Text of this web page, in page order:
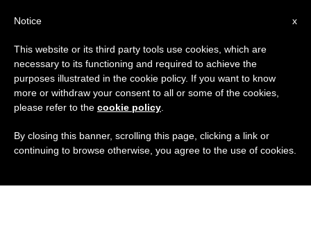
x
Notice
This website or its third party tools use cookies, which are
necessary to its functioning and required to achieve the
purposes illustrated in the cookie policy. If you want to know
more or withdraw your consent to all or some of the cookies,
please refer to the cookie policy
By closing this banner, scrolling this page, clicking a link or
continuing to browse otherwise, you agree to the use of cookies.